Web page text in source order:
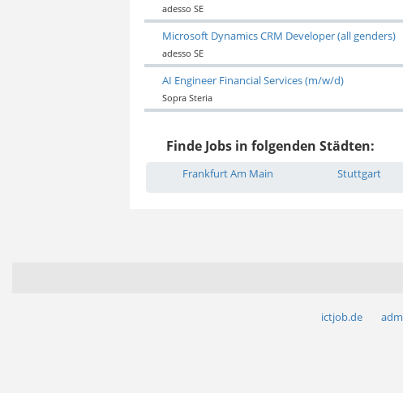
adesso SE
Microsoft Dynamics CRM Developer (all genders)
adesso SE
AI Engineer Financial Services (m/w/d)
Sopra Steria
Finde Jobs in folgenden Städten:
Frankfurt Am Main Stuttgart
ictjob.de